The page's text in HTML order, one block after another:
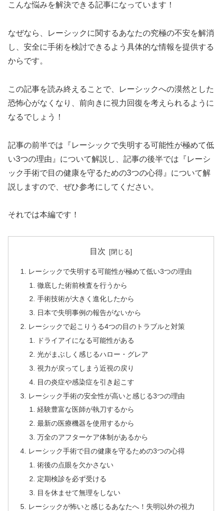
こんな悩みを解決できる記事になっています！
なぜなら、レーシックに関するあなたの究極の不安を解消
し、安全に手術を検討できるよう具体的な情報を提供する
からです。
この記事を読み終えることで、レーシックへの漠然とした
恐怖心がなくなり、前向きに視力回復を考えられるように
なるでしょう！
記事の前半では『レーシックで失明する可能性が極めて低
い3つの理由』について解説し、記事の後半では『レーシ
ック手術で目の健康を守るための3つの心得』について解
説しますので、ぜひ参考にしてください。
それでは本編です！
目次
レーシックで失明する可能性が極めて低い3つの理由
徹底した術前検査を行うから
手術技術が大きく進化したから
日本で失明事例の報告がないから
レーシックで起こりうる4つの目のトラブルと対策
ドライアイになる可能性がある
光がまぶしく感じるハロー・グレア
視力が戻ってしまう近視の戻り
目の炎症や感染症を引き起こす
レーシック手術の安全性が高いと感じる3つの理由
経験豊富な医師が執刀するから
最新の医療機器を使用するから
万全のアフターケア体制があるから
レーシック手術で目の健康を守るための3つの心得
術後の点眼を欠かさない
定期検診を必ず受ける
目を休ませて無理をしない
レーシックが怖いと感じるあなたへ！失明以外の視力